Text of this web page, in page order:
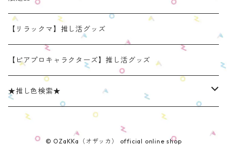
たべものシリーズ(第2弾)
【限定】星
スタンダード (本体の高さ：約16cm）
リラックマモデル きらきらぬいぐるみポーチ
推し活コースターケース
ラウンド（丸型 2025年11月リニューアルモデル）
スクエア（四角型 2025年11月発売モデル）
缶バッジケース
ねこみみ缶バッジケース スタンダードカラー
ねこみみ缶バッジケース パールカラー
推しごとショルダーパッド
リラックマモデル 推しごとショルダーパッド
推しごと現場トート
身長：約12㎝
きらきらぬいぐるみポーチ
スタンダード (本体の高さ：約16cm）
ミニ (本体の高さ：約12cm）
【限定】星モデル
リラックマ ぬい活アイテム
くまみみ缶バッジケース
うさみみ缶バッジケース
リラックマ 缶バッジケース
ねこみみロゼットバッグチャーム
【リラックマ】推し活グッズ
【ピアプロキャラクターズ】推し活グッズ
★推し色検索★
レッド系
© OZaKKa（オザッカ） official online shop